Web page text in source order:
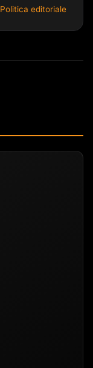
Politica editoriale